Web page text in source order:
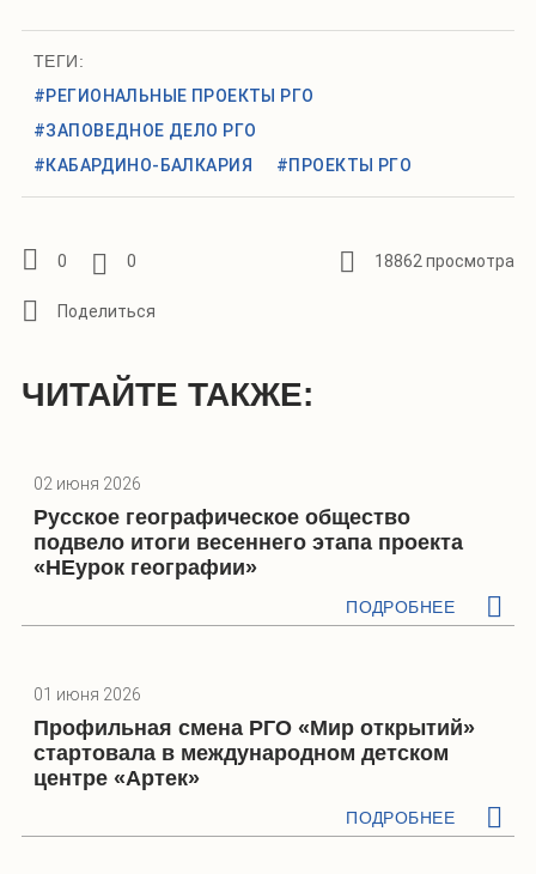
ТЕГИ:
#РЕГИОНАЛЬНЫЕ ПРОЕКТЫ РГО
#ЗАПОВЕДНОЕ ДЕЛО РГО
#КАБАРДИНО-БАЛКАРИЯ
#ПРОЕКТЫ РГО
0 0 18862 просмотра
ЧИТАЙТЕ ТАКЖЕ:
02 июня 2026
Русское географическое общество
подвело итоги весеннего этапа проекта
«НЕурок географии»
ПОДРОБНЕЕ
01 июня 2026
Профильная смена РГО «Мир открытий»
стартовала в международном детском
центре «Артек»
ПОДРОБНЕЕ